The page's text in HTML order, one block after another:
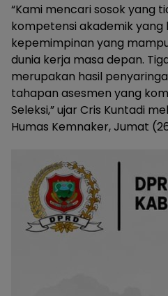
“Kami mencari sosok yang
kompetensi akademik yang
kepemimpinan yang
dunia kerja masa depan.
merupakan hasil
tahapan asesmen yang
Seleksi,” ujar Cris Kuntadi
Humas Kemnaker, Jumat